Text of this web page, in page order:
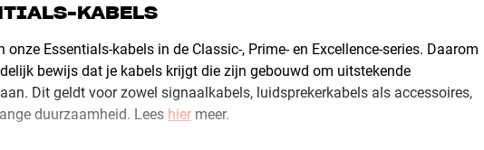
KABELS
Essentials-kabels in de Classic-, Prime- en Excellence-series. Daarom
bewijs dat je kabels krijgt die zijn gebouwd om uitstekende
Dit geldt voor zowel signaalkabels, luidsprekerkabels als accessoires,
duurzaamheid. Lees hier meer.